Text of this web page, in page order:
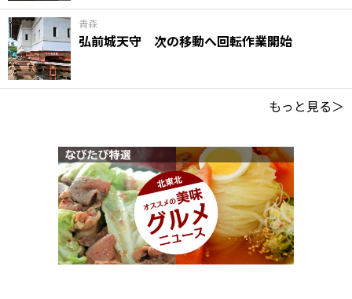
青森
弘前城天守 次の移動へ回転作業開始
もっと見る＞